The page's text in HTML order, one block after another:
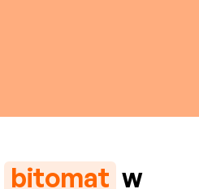
bitomat w